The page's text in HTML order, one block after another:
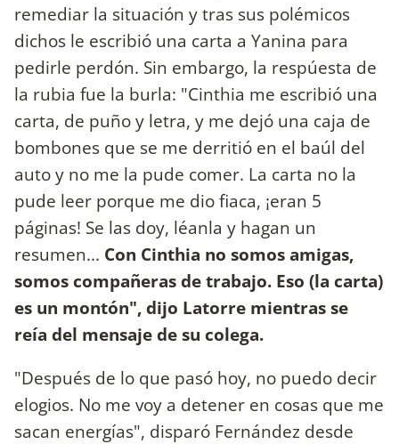
remediar la situación y tras sus polémicos
dichos le escribió una carta a Yanina para
pedirle perdón. Sin embargo, la respúesta de
la rubia fue la burla: "Cinthia me escribió una
carta, de puño y letra, y me dejó una caja de
bombones que se me derritió en el baúl del
auto y no me la pude comer. La carta no la
pude leer porque me dio fiaca, ¡eran 5
páginas! Se las doy, léanla y hagan un
resumen... Con Cinthia no somos amigas,
somos compañeras de trabajo. Eso (la carta)
es un montón", dijo Latorre mientras se
reía del mensaje de su colega.
"Después de lo que pasó hoy, no puedo decir
elogios. No me voy a detener en cosas que me
sacan energías", disparó Fernández desde